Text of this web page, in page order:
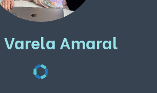
Varela Amaral